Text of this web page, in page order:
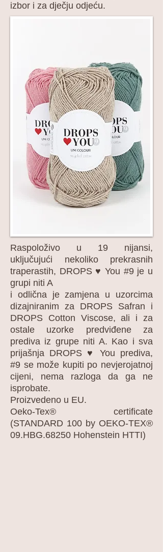
izbor i za dječju odjeću.
Raspoloživo u 19 nijansi,
uključujući nekoliko prekrasnih
traperastih, DROPS ♥ You #9 je u
grupi niti A
i odlična je zamjena u uzorcima
dizajniranim za DROPS Safran i
DROPS Cotton Viscose, ali i za
ostale uzorke predviđene za
prediva iz grupe niti A. Kao i sva
prijašnja DROPS ♥ You prediva,
#9 se može kupiti po nevjerojatnoj
cijeni, nema razloga da ga ne
isprobate.
Proizvedeno u EU.
Oeko-Tex® certificate
(STANDARD 100 by OEKO-TEX®
09.HBG.68250 Hohenstein HTTI)